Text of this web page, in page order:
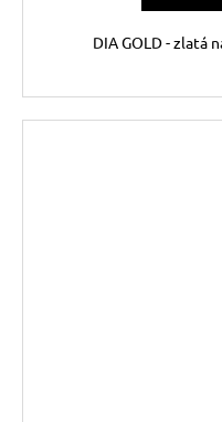
DIA GOLD - zlatá